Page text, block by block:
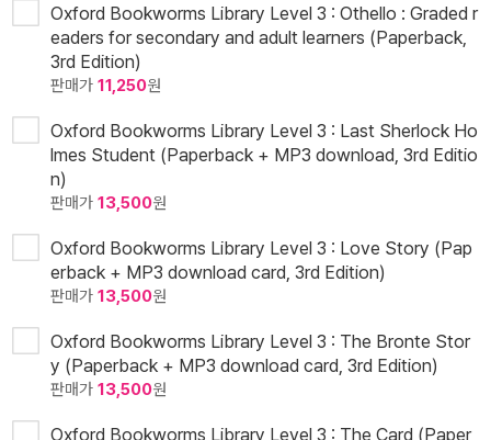
Oxford Bookworms Library Level 3 : Othello : Graded r
eaders for secondary and adult learners (Paperback,
3rd Edition)
판매가 11,250원
Oxford Bookworms Library Level 3 : Last Sherlock Ho
lmes Student (Paperback + MP3 download, 3rd Editio
n)
판매가 13,500원
Oxford Bookworms Library Level 3 : Love Story (Pap
erback + MP3 download card, 3rd Edition)
판매가 13,500원
Oxford Bookworms Library Level 3 : The Bronte Stor
y (Paperback + MP3 download card, 3rd Edition)
판매가 13,500원
Oxford Bookworms Library Level 3 : The Card (Paper